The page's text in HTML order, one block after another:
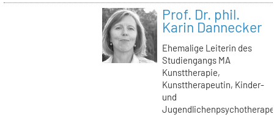
Prof. Dr. phil.
Karin Dannecker
Ehemalige Leiterin des
Studiengangs MA
Kunsttherapie,
Kunsttherapeutin, Kinder-
und